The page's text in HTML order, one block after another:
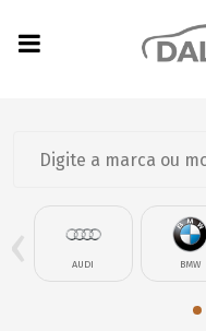
AUDI BMW
‹